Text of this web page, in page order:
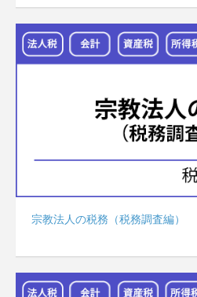
宗教法人の税務（税務調査編）